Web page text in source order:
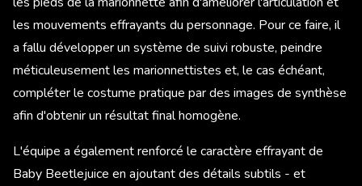
les mouvements effrayants du personnage. Pour ce faire, il
a fallu développer un système de suivi robuste, peindre
méticuleusement les marionnettistes et, le cas échéant,
compléter le costume pratique par des images de synthèse
afin d'obtenir un résultat final homogène.
L'équipe a également renforcé le caractère effrayant de
Baby Beetlejuice en ajoutant des détails subtils - et